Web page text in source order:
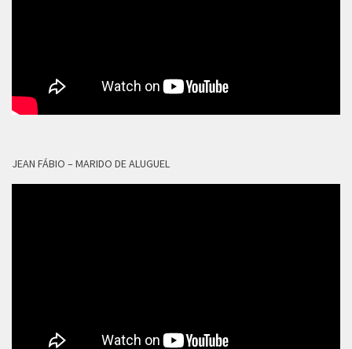
JEAN FÁBIO – MARIDO DE ALUGUEL